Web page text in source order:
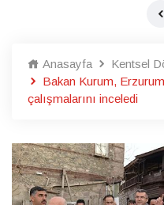
Anasayfa
Kentsel
Bakan Kurum,
çalışmalarını inceledi